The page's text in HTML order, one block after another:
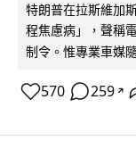
特朗普在拉斯維加
程焦慮病」，聲稱
制令。惟專業車媒
570 259 ↗